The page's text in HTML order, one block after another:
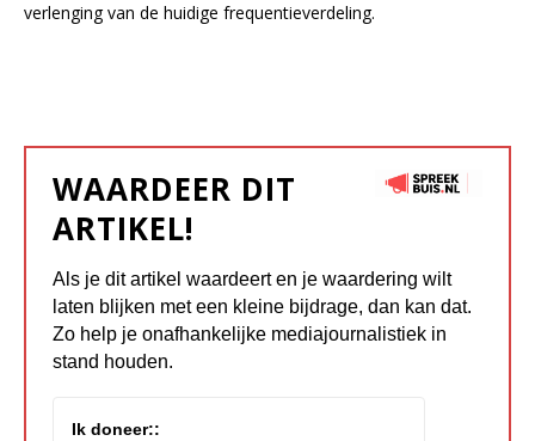
verlenging van de huidige frequentieverdeling.
WAARDEER DIT
ARTIKEL!
Als je dit artikel waardeert en je waardering wilt
laten blijken met een kleine bijdrage, dan kan dat.
Zo help je onafhankelijke mediajournalistiek in
stand houden.
Ik doneer::